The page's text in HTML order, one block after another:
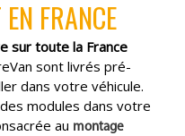
FRANCE
sur toute la France
sont livrés pré-
dans votre véhicule.
modules dans votre
au montage